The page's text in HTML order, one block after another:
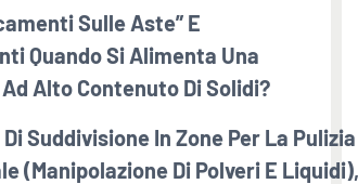
Sulle Aste” E
Quando Si Alimenta Una
Alto Contenuto Di Solidi?
Suddivisione In Zone Per La Pulizia
(manipolazione Di Polveri E Liquidi),